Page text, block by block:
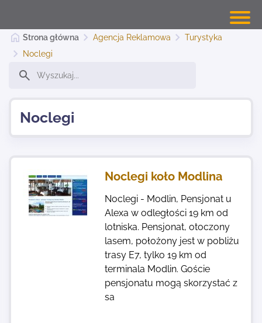
Kontakt
Strona główna Agencja Reklamowa
Turystyka
Noclegi
Noclegi
Noclegi koło Modlina
Noclegi - Modlin, Pensjonat u
Alexa w odległości 19 km od
lotniska. Pensjonat, otoczony
lasem, położony jest w pobliżu
trasy E7, tylko 19 km od
terminala Modlin. Goście
pensjonatu mogą skorzystać z
sa